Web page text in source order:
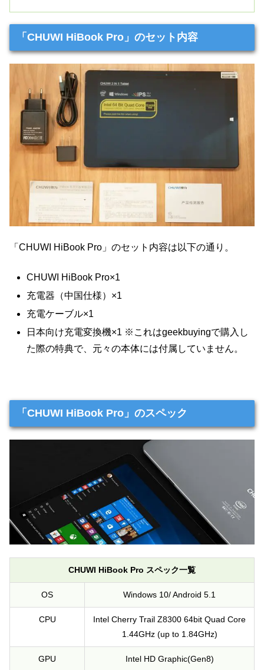
「CHUWI HiBook Pro」のセット内容
「CHUWI HiBook Pro」のセット内容は以下の通り。
CHUWI HiBook Pro×1
充電器（中国仕様）×1
充電ケーブル×1
日本向け充電変換機×1 ※これはgeekbuyingで購入し
た際の特典で、元々の本体には付属していません。
「CHUWI HiBook Pro」のスペック
CHUWI HiBook Pro スペック一覧
OS Windows 10/ Android 5.1
CPU
Intel Cherry Trail Z8300 64bit Quad Core
1.44GHz (up to 1.84GHz)
GPU Intel HD Graphic(Gen8)